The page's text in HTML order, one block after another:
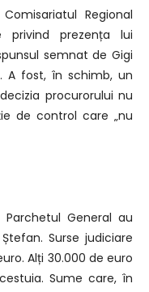
Regional
privind prezența lui
semnat de Gigi
A fost, în schimb, un
procurorului nu
de control care „nu
General au
Surse judiciare
Alți 30.000 de euro
Sume care, în